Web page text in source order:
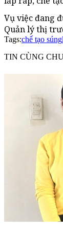
Vụ việc đang
Quản lý thị
Tags:chế tạo súng
TIN CÙNG